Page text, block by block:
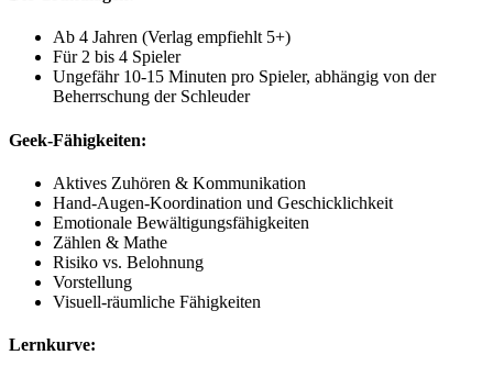
Ab 4 Jahren (Verlag empfiehlt 5+)
Für 2 bis 4 Spieler
Ungefähr 10-15 Minuten pro Spieler, abhängig von der
Beherrschung der Schleuder
Geek-Fähigkeiten:
Aktives Zuhören & Kommunikation
Hand-Augen-Koordination und Geschicklichkeit
Emotionale Bewältigungsfähigkeiten
Zählen & Mathe
Risiko vs. Belohnung
Vorstellung
Visuell-räumliche Fähigkeiten
Lernkurve: